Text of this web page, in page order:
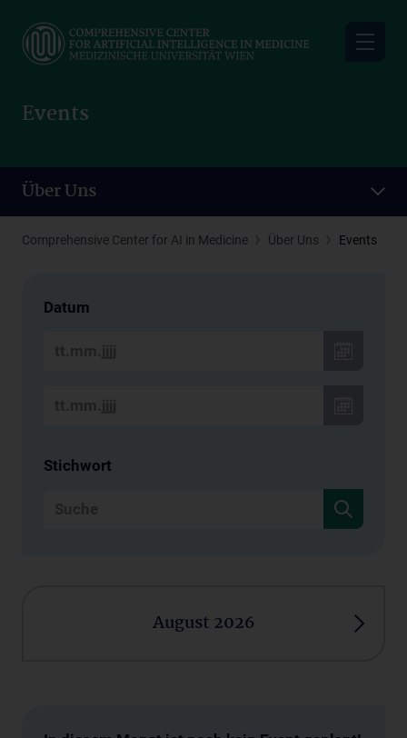
main
Events
Über Uns
Comprehensive Center for AI in Medicine Über Uns Events
Datum
Stichwort
August 2026